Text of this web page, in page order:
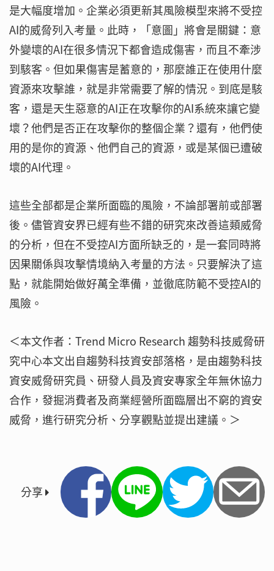
是大幅度增加。企業必須更新其風險模型來將不受控
AI的威脅列入考量。此時，「意圖」將會是關鍵：意
外變壞的AI在很多情況下都會造成傷害，而且不牽涉
到駭客。但如果傷害是蓄意的，那麼誰正在使用什麼
資源來攻擊誰，就是非常需要了解的情況。到底是駭
客，還是天生惡意的AI正在攻擊你的AI系統來讓它變
壞？他們是否正在攻擊你的整個企業？還有，他們使
用的是你的資源、他們自己的資源，或是某個已遭破
壞的AI代理。
這些全部都是企業所面臨的風險，不論部署前或部署
後。儘管資安界已經有些不錯的研究來改善這類威脅
的分析，但在不受控AI方面所缺乏的，是一套同時將
因果關係與攻擊情境納入考量的方法。只要解決了這
點，就能開始做好萬全準備，並徹底防範不受控AI的
風險。
＜本文作者：Trend Micro Research 趨勢科技威脅研
究中心本文出自趨勢科技資安部落格，是由趨勢科技
資安威脅研究員、研發人員及資安專家全年無休協力
合作，發掘消費者及商業經營所面臨層出不窮的資安
威脅，進行研究分析、分享觀點並提出建議。＞
分享